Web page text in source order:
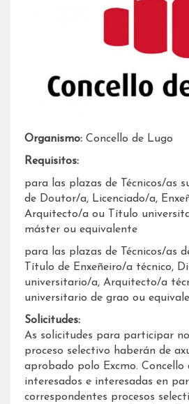
Organismo: Concello de Lugo
Requisitos:
para las plazas de Técnicos/as
de Doutor/a, Licenciado/a,
Arquitecto/a ou Título
máster ou equivalente
para las plazas de Técnicos/as
Título de Enxeñeiro/a técnico,
universitario/a, Arquitecto/a
universitario de grao ou
Solicitudes:
As solicitudes para participar
proceso selectivo haberán de
aprobado polo Excmo. Concello
interesados e interesadas en
correspondentes procesos